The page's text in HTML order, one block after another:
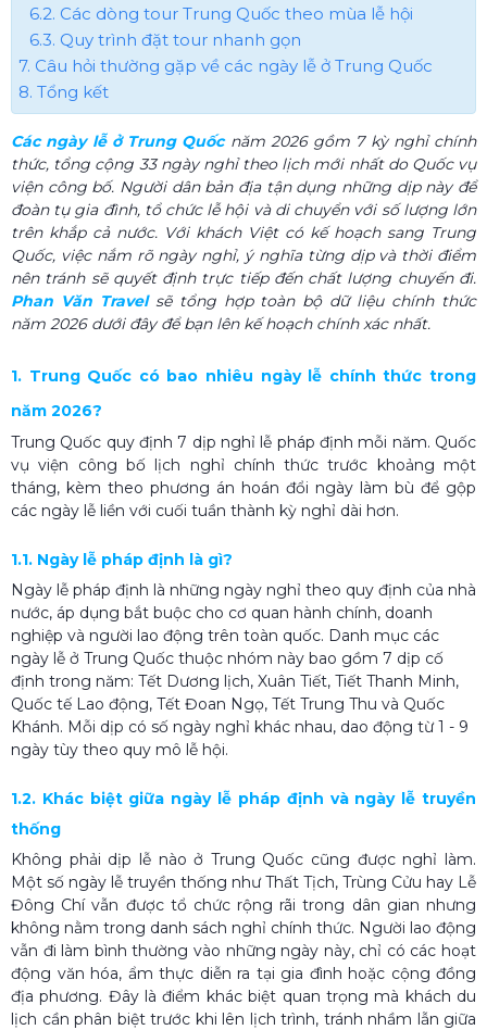
6.2. Các dòng tour Trung Quốc theo mùa lễ hội
6.3. Quy trình đặt tour nhanh gọn
7. Câu hỏi thường gặp về các ngày lễ ở Trung Quốc
8. Tổng kết
Các ngày lễ ở Trung Quốcnăm 2026 gồm 7 kỳ nghỉ chính
thức, tổng cộng 33 ngày nghỉ theo lịch mới nhất do Quốc vụ
viện công bố. Người dân bản địa tận dụng những dịp này để
đoàn tụ gia đình, tổ chức lễ hội và di chuyển với số lượng lớn
trên khắp cả nước. Với khách Việt có kế hoạch sang Trung
Quốc, việc nắm rõ ngày nghỉ, ý nghĩa từng dịp và thời điểm
nên tránh sẽ quyết định trực tiếp đến chất lượng chuyến đi.
Phan Văn Travelsẽ tổng hợp toàn bộ dữ liệu chính thức
năm 2026 dưới đây để bạn lên kế hoạch chính xác nhất.
1. Trung Quốc có bao nhiêu ngày lễ chính thức trong
năm 2026?
Trung Quốc quy định 7 dịp nghỉ lễ pháp định mỗi năm. Quốc
vụ viện công bố lịch nghỉ chính thức trước khoảng một
tháng, kèm theo phương án hoán đổi ngày làm bù để gộp
các ngày lễ liền với cuối tuần thành kỳ nghỉ dài hơn.
1.1. Ngày lễ pháp định là gì?
Ngày lễ pháp định là những ngày nghỉ theo quy định của nhà
nước, áp dụng bắt buộc cho cơ quan hành chính, doanh
nghiệp và người lao động trên toàn quốc. Danh mục các
ngày lễ ở Trung Quốc thuộc nhóm này bao gồm 7 dịp cố
định trong năm: Tết Dương lịch, Xuân Tiết, Tiết Thanh Minh,
Quốc tế Lao động, Tết Đoan Ngọ, Tết Trung Thu và Quốc
Khánh. Mỗi dịp có số ngày nghỉ khác nhau, dao động từ 1 - 9
ngày tùy theo quy mô lễ hội.
1.2. Khác biệt giữa ngày lễ pháp định và ngày lễ truyền
thống
Không phải dịp lễ nào ở Trung Quốc cũng được nghỉ làm.
Một số ngày lễ truyền thống như Thất Tịch, Trùng Cửu hay Lễ
Đông Chí vẫn được tổ chức rộng rãi trong dân gian nhưng
không nằm trong danh sách nghỉ chính thức. Người lao động
vẫn đi làm bình thường vào những ngày này, chỉ có các hoạt
động văn hóa, ẩm thực diễn ra tại gia đình hoặc cộng đồng
địa phương. Đây là điểm khác biệt quan trọng mà khách du
lịch cần phân biệt trước khi lên lịch trình, tránh nhầm lẫn giữa